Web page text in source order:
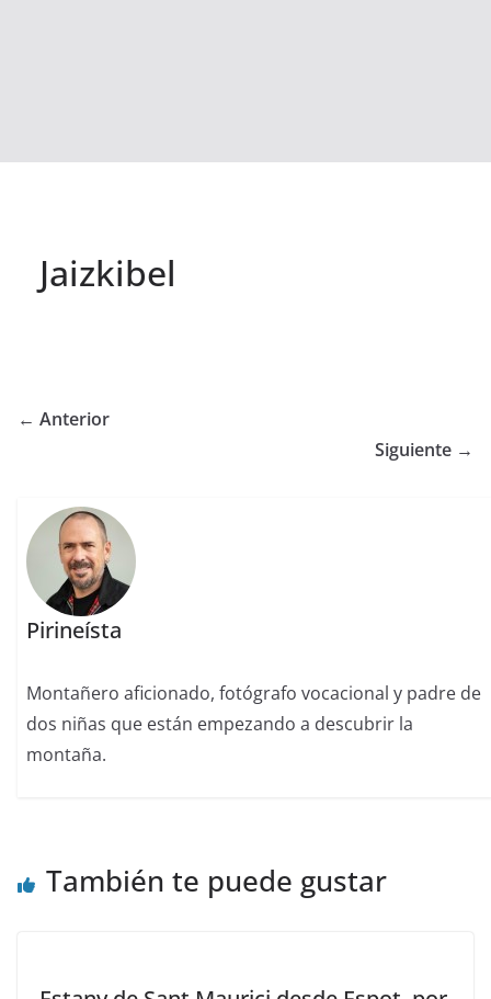
Jaizkibel
← Anterior
Siguiente →
Pirineísta
Montañero aficionado, fotógrafo vocacional y padre de
dos niñas que están empezando a descubrir la
montaña.
También te puede gustar